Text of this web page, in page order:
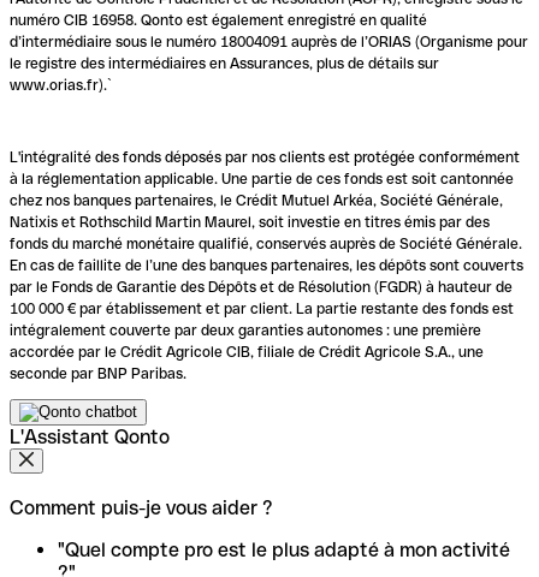
numéro CIB 16958. Qonto est également enregistré en qualité
d’intermédiaire sous le numéro 18004091 auprès de l’ORIAS (Organisme pour
le registre des intermédiaires en Assurances, plus de détails sur
www.orias.fr).`
L'intégralité des fonds déposés par nos clients est protégée conformément
à la réglementation applicable. Une partie de ces fonds est soit cantonnée
chez nos banques partenaires, le Crédit Mutuel Arkéa, Société Générale,
Natixis et Rothschild Martin Maurel, soit investie en titres émis par des
fonds du marché monétaire qualifié, conservés auprès de Société Générale.
En cas de faillite de l’une des banques partenaires, les dépôts sont couverts
par le Fonds de Garantie des Dépôts et de Résolution (FGDR) à hauteur de
100 000 € par établissement et par client. La partie restante des fonds est
intégralement couverte par deux garanties autonomes : une première
accordée par le Crédit Agricole CIB, filiale de Crédit Agricole S.A., une
seconde par BNP Paribas.
L'Assistant Qonto
Comment puis-je vous aider ?
"Quel compte pro est le plus adapté à mon activité